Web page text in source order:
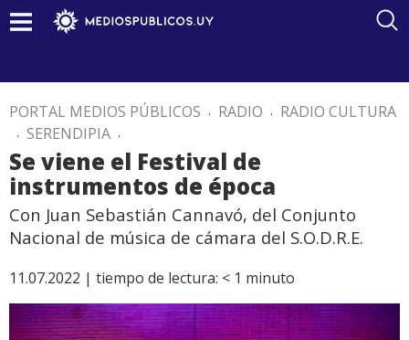
PORTAL MEDIOS PÚBLICOS . RADIO . RADIO CULTURA
. SERENDIPIA .
Se viene el Festival de
instrumentos de época
Con Juan Sebastián Cannavó, del Conjunto
Nacional de música de cámara del S.O.D.R.E.
11.07.2022 | tiempo de lectura: < 1 minuto